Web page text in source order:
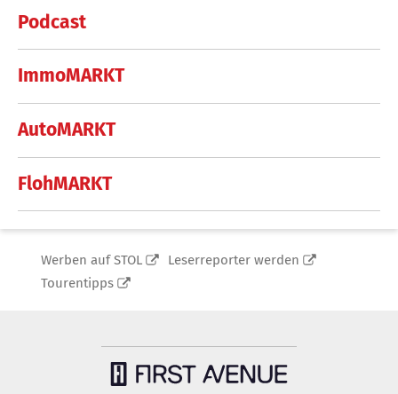
Podcast
ImmoMARKT
AutoMARKT
FlohMARKT
Werben auf STOL
Leserreporter werden
Tourentipps